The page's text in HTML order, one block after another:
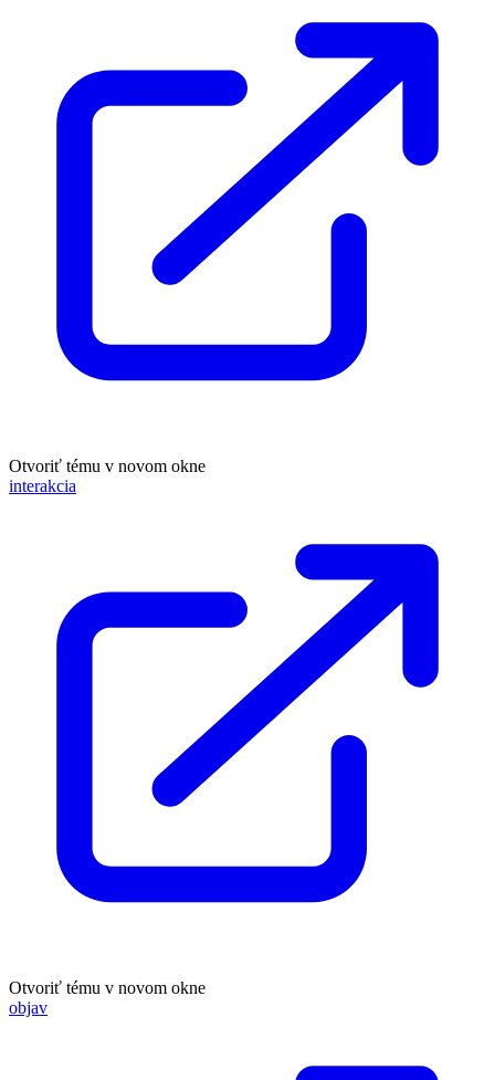
Otvoriť tému v novom okne
interakcia
Otvoriť tému v novom okne
objav